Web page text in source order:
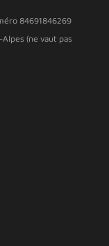
84691846269
(ne vaut pas